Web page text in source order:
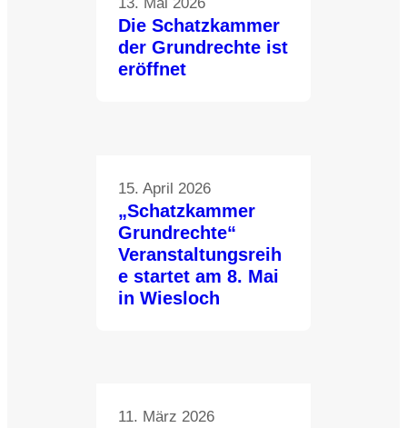
13. Mai 2026
Die Schatzkammer
der Grundrechte ist
eröffnet
15. April 2026
„Schatzkammer
Grundrechte“
Veranstaltungsreih
e startet am 8. Mai
in Wiesloch
11. März 2026